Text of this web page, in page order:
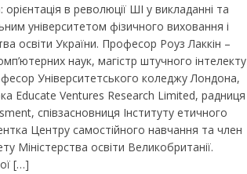
в революції ШІ у викладанні та
університетом фізичного виховання і
освіти України. Професор Роуз Лаккін –
наук, магістр штучного інтелекту
Університетського коледжу Лондона,
Educate Ventures Research Limited, радниця
співзасновниця Інституту етичного
Центру самостійного навчання та член
Міністерства освіти Великобританії.
[…]